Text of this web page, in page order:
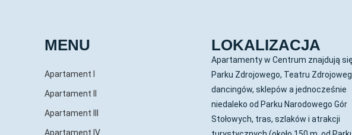
MENU
Apartament I
Apartament II
Apartament III
Apartament IV
LOKALIZACJA
Apartamenty w Centrum znajdują
Parku Zdrojowego, Teatru
dancingów, sklepów a jednocześnie
niedaleko od Parku Narodowego Gór
Stołowych, tras, szlaków i atrakcji